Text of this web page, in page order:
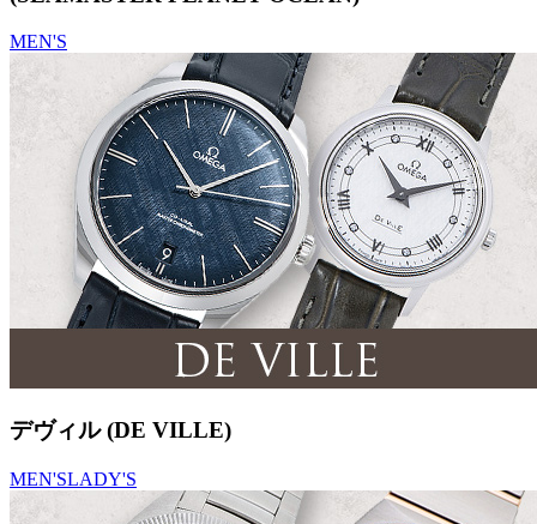
MEN'S
デヴィル (DE VILLE)
MEN'SLADY'S